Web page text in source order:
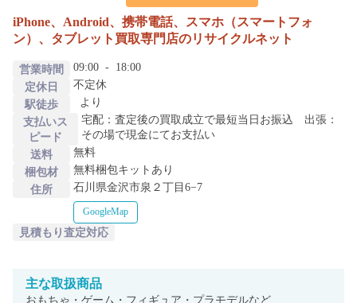
iPhone、Android、携帯電話、スマホ（スマートフォ
ン）、タブレット買取専門店のリサイクルネット
営業時間 09:00 - 18:00
定休日
不定休
駅徒歩
より
支払いス
ピード
宅配：査定後の買取成立で最短当日お振込 出張：
その場で現金にてお支払い
送料
無料
梱包材
無料梱包キットあり
住所
石川県金沢市泉２丁目6−7
GoogleMap
見積もり査定対応
主な取扱商品